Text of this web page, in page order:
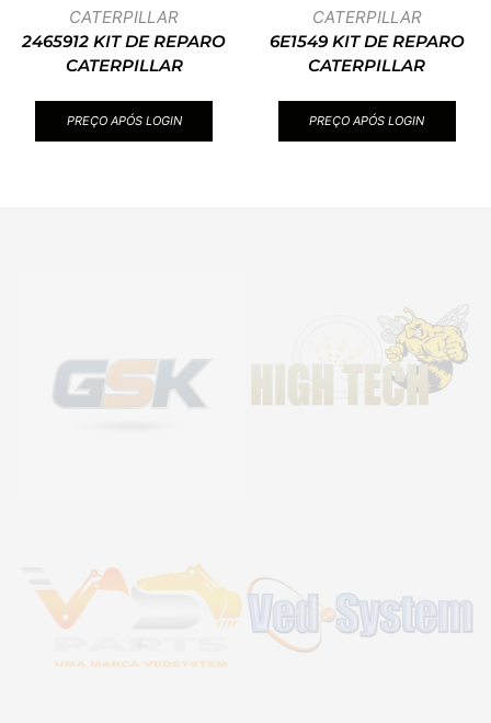
CATERPILLAR
2465912 KIT DE REPARO
CATERPILLAR
PREÇO APÓS LOGIN
CATERPILLAR
6E1549 KIT DE REPARO
CATERPILLAR
PREÇO APÓS LOGIN